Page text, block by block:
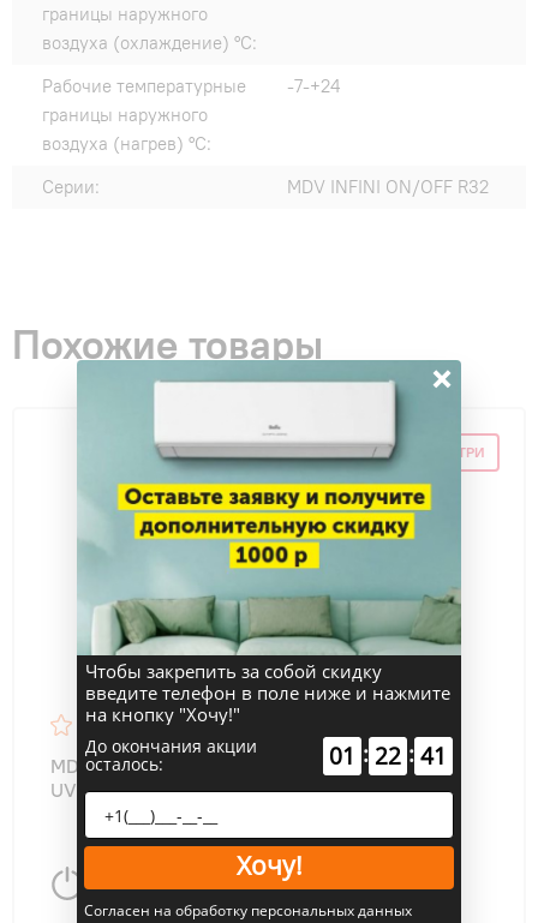
границы наружного
воздуха (охлаждение) °C:
Рабочие температурные
границы наружного
воздуха (нагрев) °C:
-7-+24
Серии: MDV INFINI ON/OFF R32
Похожие товары
СКИДКА ПО ПРОМОКОДУ ВНУТРИ
32
MDV MDSAL-09HRFN8/MDOAG-09HFN8 INFINI
UVpro DC-Inverter WF
×
Чтобы закрепить за собой скидку
введите телефон в поле ниже и нажмите
на кнопку "Хочу!"
До окончания акции
осталось: 01 : 22 : 41
Хочу!
Согласен на обработку персональных данных